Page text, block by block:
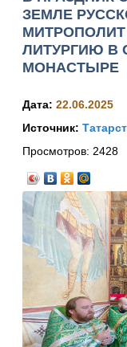
ЗЕМЛЕ
ЛИТУРГИЮ В
МОНАСТЫРЕ
Дата: 22.06.2025
Источник:
Просмотров: 2428